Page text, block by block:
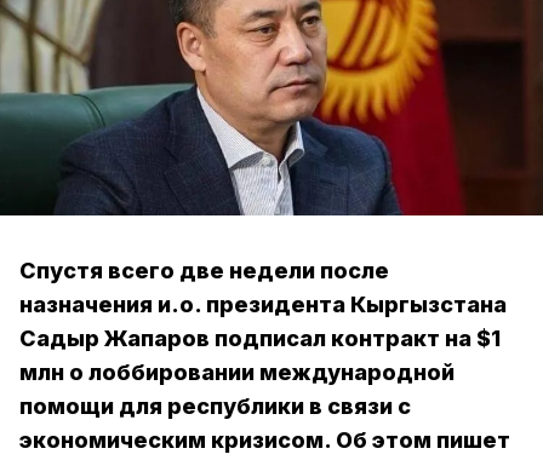
Спустя всего две недели после
назначения и.о. президента Кыргызстана
Садыр Жапаров подписал контракт на $1
млн о лоббировании международной
помощи для республики в связи с
экономическим кризисом. Об этом пишет